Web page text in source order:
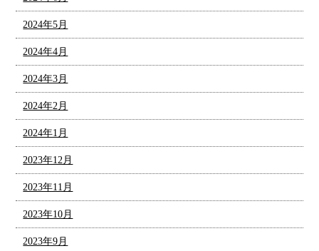
2024年5月
2024年4月
2024年3月
2024年2月
2024年1月
2023年12月
2023年11月
2023年10月
2023年9月